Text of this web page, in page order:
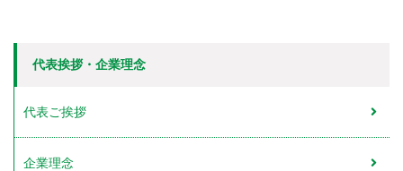
代表挨拶・企業理念
代表ご挨拶
企業理念